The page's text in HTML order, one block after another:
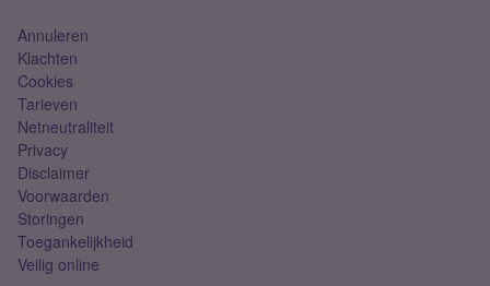
Annuleren
Klachten
Cookies
Tarieven
Netneutraliteit
Privacy
Disclaimer
Voorwaarden
Storingen
Toegankelijkheid
Veilig online